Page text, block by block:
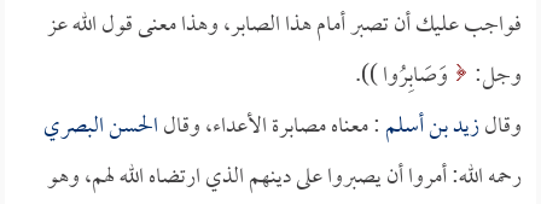
فواجب عليك أن تصبر أمام هذا الصابر، وهذا معنى قول الله عز
وجل:
وَصَابِرُوا )).
وقالزيد بن أسلم: معناه مصابرة الأعداء، وقالالحسن البصري
رحمه الله: أمروا أن يصبروا على دينهم الذي ارتضاه الله لهم، وهو